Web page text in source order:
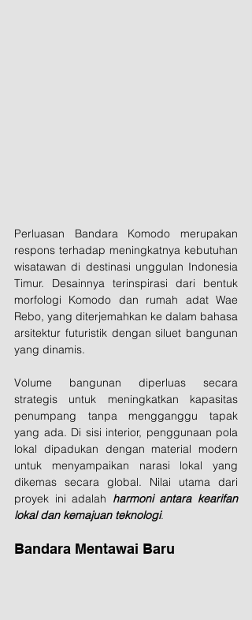
Perluasan Bandara Komodo merupakan
respons terhadap meningkatnya kebutuhan
wisatawan di destinasi unggulan Indonesia
Timur. Desainnya terinspirasi dari bentuk
morfologi Komodo dan rumah adat Wae
Rebo, yang diterjemahkan ke dalam bahasa
arsitektur futuristik dengan siluet bangunan
yang dinamis.
Volume bangunan diperluas secara
strategis untuk meningkatkan kapasitas
penumpang tanpa mengganggu tapak
yang ada. Di sisi interior, penggunaan pola
lokal dipadukan dengan material modern
untuk menyampaikan narasi lokal yang
dikemas secara global. Nilai utama dari
proyek ini adalah harmoni antara kearifan
lokal dan kemajuan teknologi.
Bandara Mentawai Baru